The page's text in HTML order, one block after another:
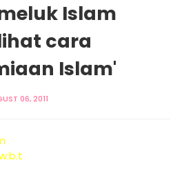
Islam
cara
Islam'
06, 2011